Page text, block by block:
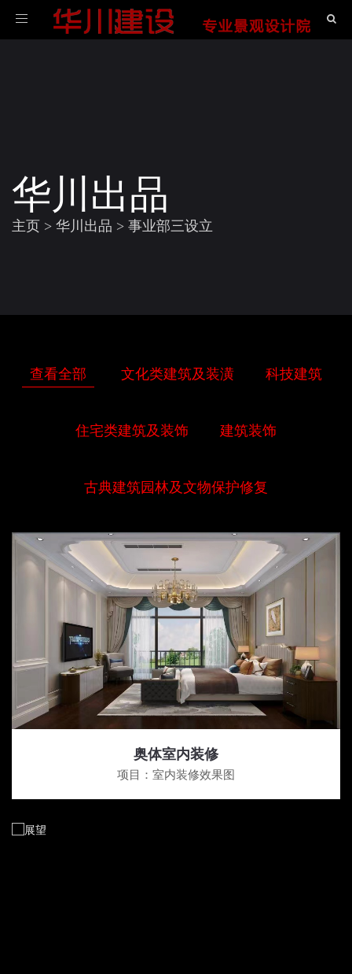
导
华川出品
主页 > 华川出品 > 事业部三设立
查看全部 文化类建筑及装潢 科技建筑
住宅类建筑及装饰 建筑装饰
古典建筑园林及文物保护修复
奥体室内装修
项目：室内装修效果图